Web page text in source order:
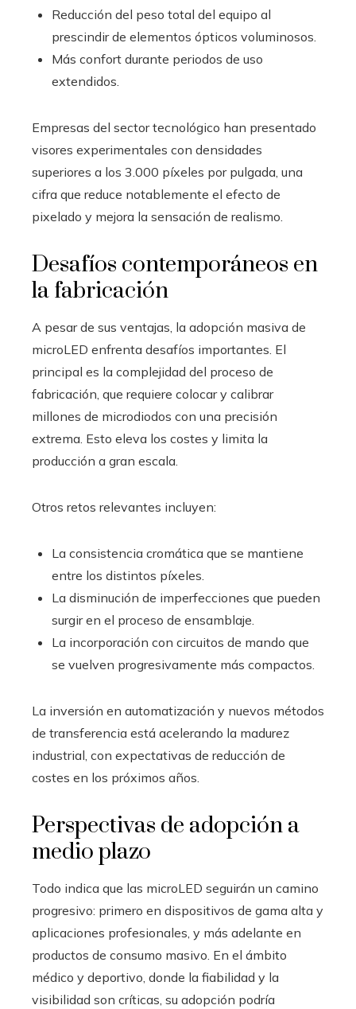
Reducción del peso total del equipo al
prescindir de elementos ópticos voluminosos.
Más confort durante periodos de uso
extendidos.
Empresas del sector tecnológico han presentado
visores experimentales con densidades
superiores a los 3.000 píxeles por pulgada, una
cifra que reduce notablemente el efecto de
pixelado y mejora la sensación de realismo.
Desafíos contemporáneos en
la fabricación
A pesar de sus ventajas, la adopción masiva de
microLED enfrenta desafíos importantes. El
principal es la complejidad del proceso de
fabricación, que requiere colocar y calibrar
millones de microdiodos con una precisión
extrema. Esto eleva los costes y limita la
producción a gran escala.
Otros retos relevantes incluyen:
La consistencia cromática que se mantiene
entre los distintos píxeles.
La disminución de imperfecciones que pueden
surgir en el proceso de ensamblaje.
La incorporación con circuitos de mando que
se vuelven progresivamente más compactos.
La inversión en automatización y nuevos métodos
de transferencia está acelerando la madurez
industrial, con expectativas de reducción de
costes en los próximos años.
Perspectivas de adopción a
medio plazo
Todo indica que las microLED seguirán un camino
progresivo: primero en dispositivos de gama alta y
aplicaciones profesionales, y más adelante en
productos de consumo masivo. En el ámbito
médico y deportivo, donde la fiabilidad y la
visibilidad son críticas, su adopción podría